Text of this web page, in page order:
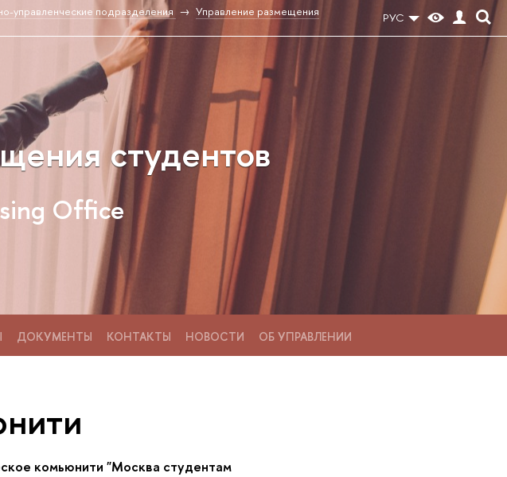
РУС
управленческие подразделения
Управление размещения
студентов
Office
ДОКУМЕНТЫ КОНТАКТЫ НОВОСТИ ОБ УПРАВЛЕНИИ
комьюнити "Москва студентам